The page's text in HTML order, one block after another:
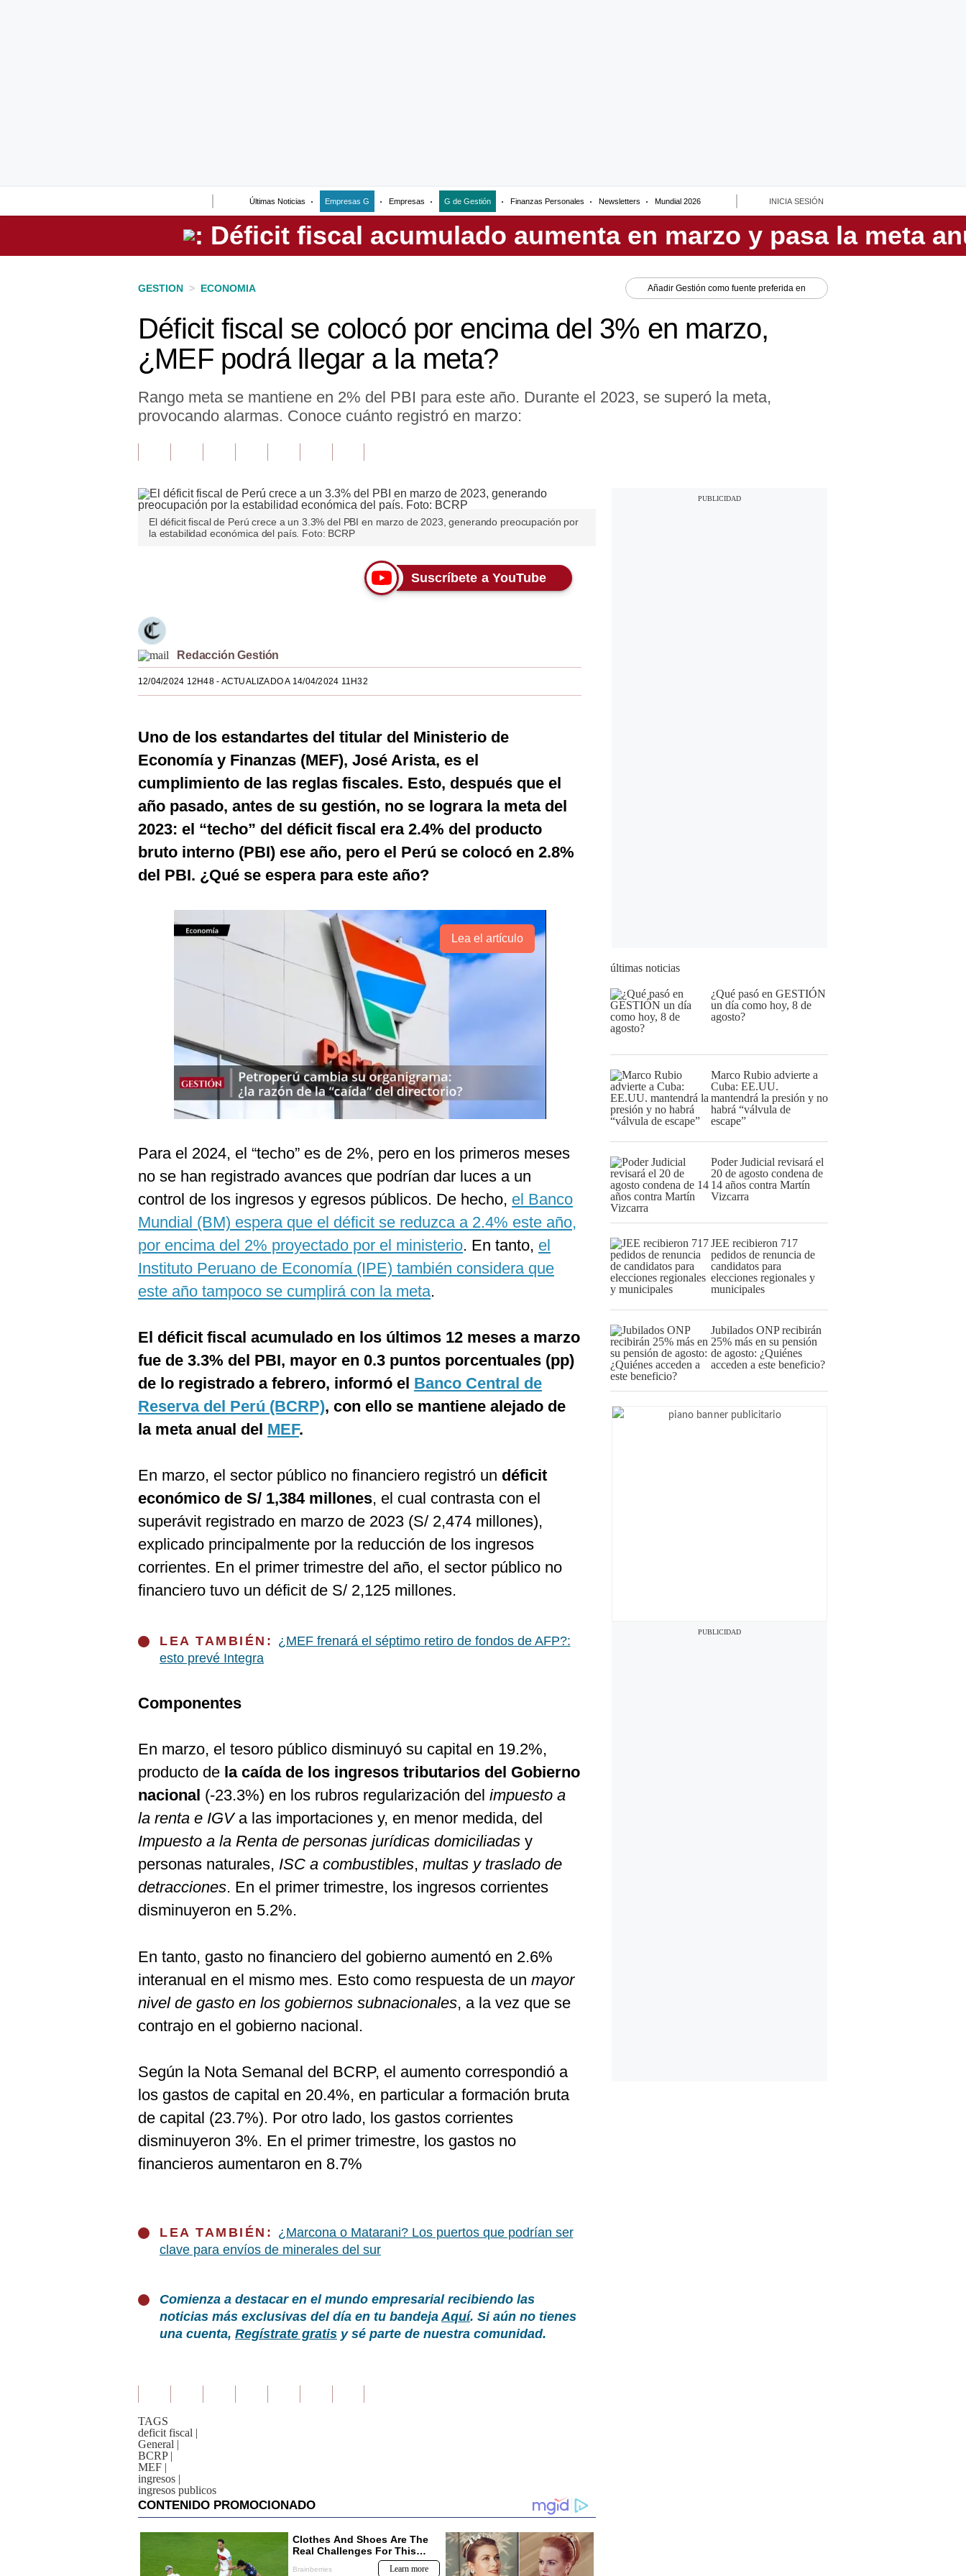
Últimas Noticias Empresas G Empresas G de Gestión Finanzas Personales Newsletters Mundial 2026 INICIA SESIÓN
Perú
GESTION > ECONOMIA Añadir Gestión como fuente preferida en
Déficit fiscal se colocó por encima del 3% en marzo,
¿MEF podrá llegar a la meta?
Rango meta se mantiene en 2% del PBI para este año. Durante el 2023, se superó la meta,
provocando alarmas. Conoce cuánto registró en marzo:
El déficit fiscal de Perú crece a un 3.3% del PBI en marzo de 2023, generando preocupación por
la estabilidad económica del país. Foto: BCRP
Suscríbete a YouTube
Redacción Gestión
12/04/2024 12H48- ACTUALIZADO A 14/04/2024 11H32
Uno de los estandartes del titular del Ministerio de
Economía y Finanzas (MEF), José Arista, es el
cumplimiento de las reglas fiscales. Esto, después que el
año pasado, antes de su gestión, no se lograra la meta del
2023: el “techo” del déficit fiscal era 2.4% del producto
bruto interno (PBI) ese año, pero el Perú se colocó en 2.8%
del PBI. ¿Qué se espera para este año?
Lea el artículo
Para el 2024, el “techo” es de 2%, pero en los primeros meses
no se han registrado avances que podrían dar luces a un
control de los ingresos y egresos públicos. De hecho, el Banco
Mundial (BM) espera que el déficit se reduzca a 2.4% este año,
por encima del 2% proyectado por el ministerio. En tanto, el
Instituto Peruano de Economía (IPE) también considera que
este año tampoco se cumplirá con la meta.
El déficit fiscal acumulado en los últimos 12 meses a marzo
fue de 3.3% del PBI, mayor en 0.3 puntos porcentuales (pp)
de lo registrado a febrero, informó el Banco Central de
Reserva del Perú (BCRP), con ello se mantiene alejado de
la meta anual del MEF.
En marzo, el sector público no financiero registró un déficit
económico de S/ 1,384 millones, el cual contrasta con el
superávit registrado en marzo de 2023 (S/ 2,474 millones),
explicado principalmente por la reducción de los ingresos
corrientes. En el primer trimestre del año, el sector público no
financiero tuvo un déficit de S/ 2,125 millones.
LEA TAMBIÉN: ¿MEF frenará el séptimo retiro de fondos de AFP?:
esto prevé Integra
Componentes
En marzo, el tesoro público disminuyó su capital en 19.2%,
producto de la caída de los ingresos tributarios del Gobierno
nacional (-23.3%) en los rubros regularización del impuesto a
la renta e IGVa las importaciones y, en menor medida, del
Impuesto a la Renta de personas jurídicas domiciliadas y
personas naturales, ISC a combustibles, multas y traslado de
detracciones. En el primer trimestre, los ingresos corrientes
disminuyeron en 5.2%.
En tanto, gasto no financiero del gobierno aumentó en 2.6%
interanual en el mismo mes. Esto como respuesta de un mayor
nivel de gasto en los gobiernos subnacionales, a la vez que se
contrajo en el gobierno nacional.
Según la Nota Semanal del BCRP, el aumento correspondió a
los gastos de capital en 20.4%, en particular a formación bruta
de capital (23.7%). Por otro lado, los gastos corrientes
disminuyeron 3%. En el primer trimestre, los gastos no
financieros aumentaron en 8.7%
LEA TAMBIÉN: ¿Marcona o Matarani? Los puertos que podrían ser
clave para envíos de minerales del sur
Comienza a destacar en el mundo empresarial recibiendo las
noticias más exclusivas del día en tu bandejaAquí. Si aún no tienes
una cuenta, Regístrate gratis y sé parte de nuestra comunidad.
TAGS
deficit fiscal |
General |
BCRP |
MEF |
ingresos |
ingresos publicos
últimas noticias
¿Qué pasó en GESTIÓN
un día como hoy, 8 de
agosto?
Marco Rubio advierte a
Cuba: EE.UU.
mantendrá la presión y no
habrá “válvula de
escape”
Poder Judicial revisará el
20 de agosto condena de
14 años contra Martín
Vizcarra
JEE recibieron 717
pedidos de renuncia de
candidatos para
elecciones regionales y
municipales
Jubilados ONP recibirán
25% más en su pensión
de agosto: ¿Quiénes
acceden a este beneficio?